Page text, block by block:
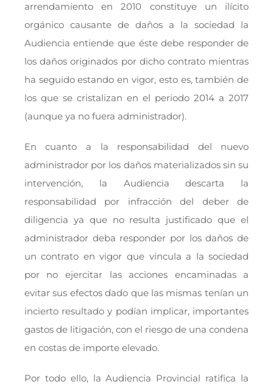
arrendamiento en 2010 constituye un ilícito
orgánico causante de daños a la sociedad la
Audiencia entiende que éste debe responder de
los daños originados por dicho contrato mientras
ha seguido estando en vigor, esto es, también de
los que se cristalizan en el periodo 2014 a 2017
(aunque ya no fuera administrador).
En cuanto a la responsabilidad del nuevo
administrador por los daños materializados sin su
intervención, la Audiencia descarta la
responsabilidad por infracción del deber de
diligencia ya que no resulta justificado que el
administrador deba responder por los daños de
un contrato en vigor que vincula a la sociedad
por no ejercitar las acciones encaminadas a
evitar sus efectos dado que las mismas tenían un
incierto resultado y podían implicar, importantes
gastos de litigación, con el riesgo de una condena
en costas de importe elevado.
Por todo ello, la Audiencia Provincial ratifica la